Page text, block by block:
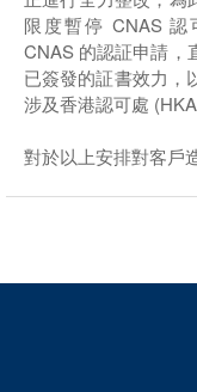
限度暫停 CNAS
CNAS 的認証申請，
已簽發的証書效力，
涉及香港認可處
對於以上安排對客戶